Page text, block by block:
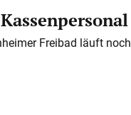
Freibad läuft noch